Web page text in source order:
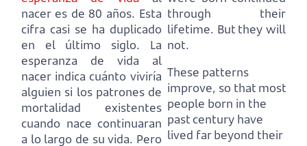
nacer es de 80 años. Esta
cifra casi se ha duplicado
en el último siglo.
La
esperanza de vida al
nacer indica cuánto viviría
alguien si los patrones de
mortalidad existentes
cuando nace continuaran
a lo largo de su vida. Pero
through their
lifetime. But they will
not.
These patterns
improve, so that most
people born in the
past century have
lived far beyond their